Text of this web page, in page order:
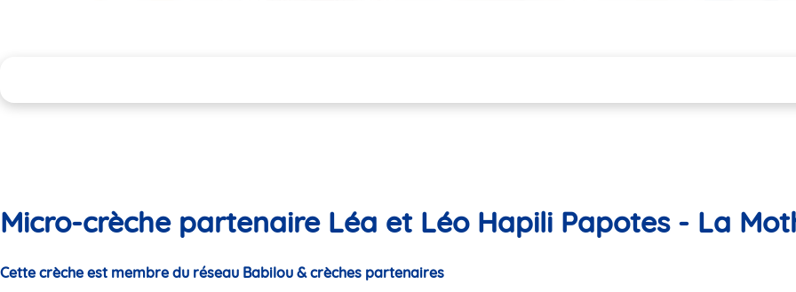
Micro-crèche partenaire Léa et Léo Hapili Papotes - La
Cette crèche est membre du réseau Babilou & crèches partenaires